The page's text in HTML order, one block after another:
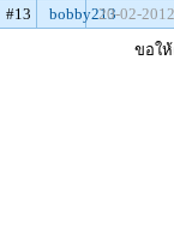
#13 bobby21320-02-
ขอให้